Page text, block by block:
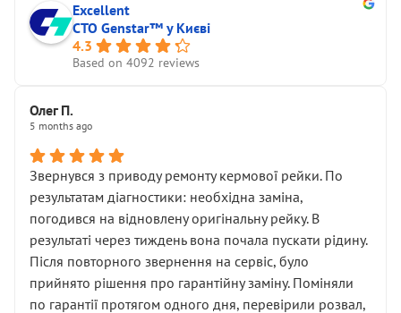
Excellent
СТО Genstar™ у Києві
4.3
Based on 4092 reviews
Олег П.
5 months ago
Звернувся з приводу ремонту кермової рейки. По
результатам діагностики: необхідна заміна,
погодився на відновлену оригінальну рейку. В
результаті через тиждень вона почала пускати рідину.
Після повторного звернення на сервіс, було
прийнято рішення про гарантійну заміну. Поміняли
по гарантії протягом одного дня, перевірили розвал,